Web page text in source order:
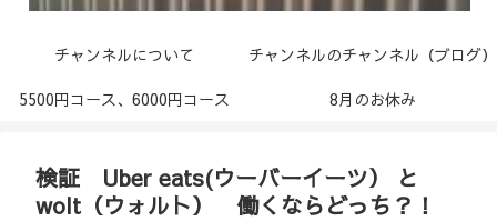
チャンネルについて
チャンネルのチャンネル（ブログ）
5500円コース、6000円コース
8月のお休み
検証 Uber eats(ウーバーイーツ） と
wolt（ウォルト） 働くならどっち？！